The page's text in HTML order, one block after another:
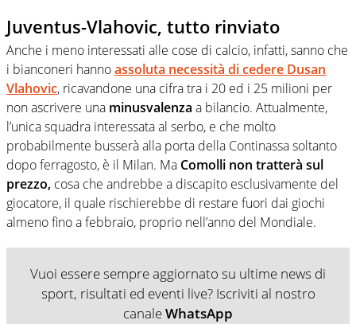
Juventus-Vlahovic, tutto rinviato
Anche i meno interessati alle cose di calcio, infatti, sanno che
i bianconeri hannoassoluta necessità di cedere Dusan
Vlahovic, ricavandone una cifra tra i 20 ed i 25 milioni per
non ascrivere una minusvalenza a bilancio. Attualmente,
l’unica squadra interessata al serbo, e che molto
probabilmente busserà alla porta della Continassa soltanto
dopo ferragosto, è il Milan. Ma Comolli non tratterà sul
prezzo, cosa che andrebbe a discapito esclusivamente del
giocatore, il quale rischierebbe di restare fuori dai giochi
almeno fino a febbraio, proprio nell’anno del Mondiale.
Vuoi essere sempre aggiornato su ultime news di
sport, risultati ed eventi live? Iscriviti al nostro
canaleWhatsApp